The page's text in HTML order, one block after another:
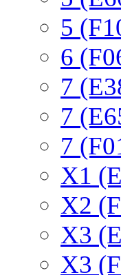
5
6
7
7
7
X1
Х2
X3
X3